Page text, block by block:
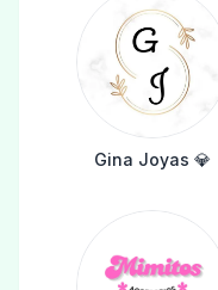
Gina Joyas 💎